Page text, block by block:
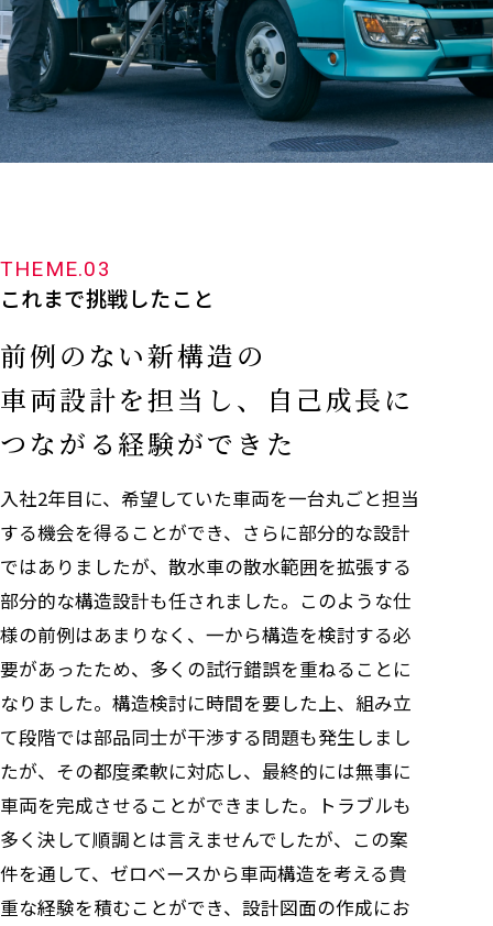
THEME.03
これまで挑戦したこと
前例のない新構造の
車両設計を担当し、
自己成長に
つながる経験ができた
入社2年目に、希望していた車両を一台丸ごと担当
する機会を得ることができ、さらに部分的な設計
ではありましたが、散水車の散水範囲を拡張する
部分的な構造設計も任されました。このような仕
様の前例はあまりなく、一から構造を検討する必
要があったため、多くの試行錯誤を重ねることに
なりました。構造検討に時間を要した上、組み立
て段階では部品同士が干渉する問題も発生しまし
たが、その都度柔軟に対応し、最終的には無事に
車両を完成させることができました。トラブルも
多く決して順調とは言えませんでしたが、この案
件を通して、ゼロベースから車両構造を考える貴
重な経験を積むことができ、設計図面の作成にお